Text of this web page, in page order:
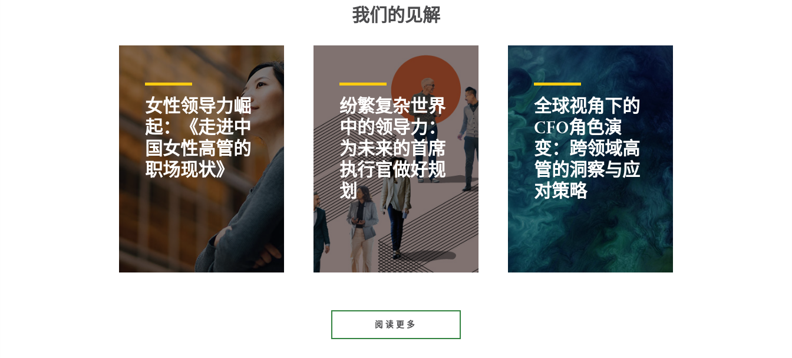
我们的见解
女性领导力崛
起：《走进中
国女性高管的
职场现状》
纷繁复杂世界
中的领导力：
为未来的首席
执行官做好规
划
全球视角下的
CFO角色演
变：跨领域高
管的洞察与应
对策略
阅读更多